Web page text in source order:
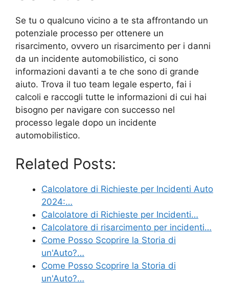
Se tu o qualcuno vicino a te sta affrontando un
potenziale processo per ottenere un
risarcimento, ovvero un risarcimento per i danni
da un incidente automobilistico, ci sono
informazioni davanti a te che sono di grande
aiuto. Trova il tuo team legale esperto, fai i
calcoli e raccogli tutte le informazioni di cui hai
bisogno per navigare con successo nel
processo legale dopo un incidente
automobilistico.
Related Posts:
Calcolatore di Richieste per Incidenti Auto
2024:…
Calcolatore di Richieste per Incidenti…
Calcolatore di risarcimento per incidenti…
Come Posso Scoprire la Storia di
un'Auto?…
Come Posso Scoprire la Storia di
un'Auto?…